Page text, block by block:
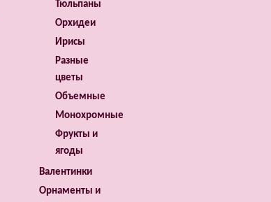
Тюльпаны
Орхидеи
Ирисы
Разные
цветы
Объемные
Монохромные
Фрукты и
ягоды
Валентинки
Орнаменты и